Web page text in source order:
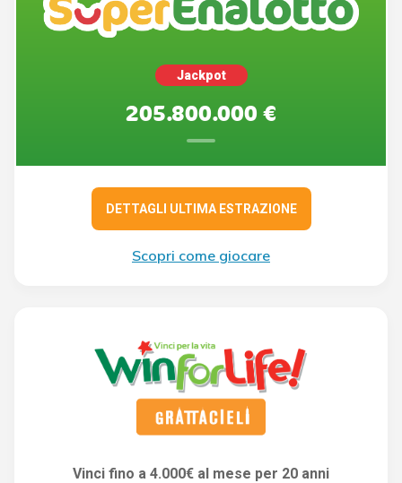
Jackpot
205.800.000 €
DETTAGLI ULTIMA ESTRAZIONE
Scopri come giocare
Vinci fino a 4.000€ al mese per 20 anni